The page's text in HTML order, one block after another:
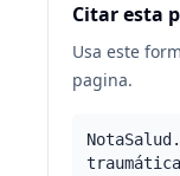
Citar esta
Usa este
pagina.